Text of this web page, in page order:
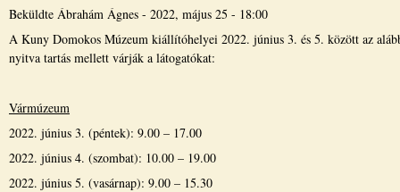
Beküldte Ábrahám Ágnes - 2022, május 25 - 18:00
A Kuny Domokos Múzeum kiállítóhelyei 2022. június 3. és 5. között az
nyitva tartás mellett várják a látogatókat:
Vármúzeum
2022. június 3. (péntek): 9.00 – 17.00
2022. június 4. (szombat): 10.00 – 19.00
2022. június 5. (vasárnap): 9.00 – 15.30